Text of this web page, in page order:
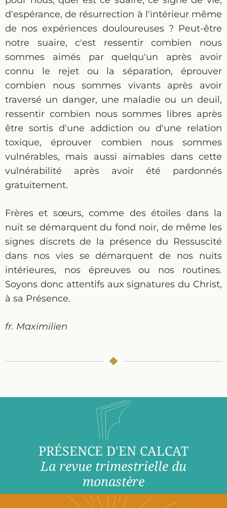
d'espérance, de résurrection à l'intérieur même
de nos expériences douloureuses ? Peut-être
notre suaire, c'est ressentir combien nous
sommes aimés par quelqu'un après avoir
connu le rejet ou la séparation, éprouver
combien nous sommes vivants après avoir
traversé un danger, une maladie ou un deuil,
ressentir combien nous sommes libres après
être sortis d'une addiction ou d'une relation
toxique, éprouver combien nous sommes
vulnérables, mais aussi aimables dans cette
vulnérabilité après avoir été pardonnés
gratuitement.
Frères et sœurs, comme des étoiles dans la
nuit se démarquent du fond noir, de même les
signes discrets de la présence du Ressuscité
dans nos vies se démarquent de nos nuits
intérieures, nos épreuves ou nos routines.
Soyons donc attentifs aux signatures du Christ,
à sa Présence.
fr. Maximilien
PRÉSENCE D'EN CALCAT
La revue trimestrielle du
monastère